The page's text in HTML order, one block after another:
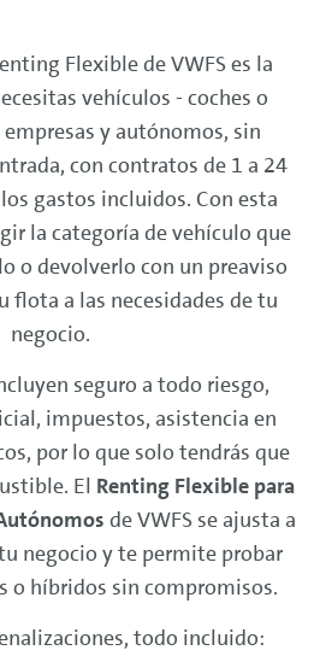
Flexible de VWFS es la
vehículos - coches o
y autónomos, sin
con contratos de 1 a 24
gastos incluidos. Con esta
la categoría de vehículo que
o devolverlo con un preaviso
flota a las necesidades de tu
negocio.
seguro a todo riesgo,
impuestos, asistencia en
por lo que solo tendrás que
El RentingFlexible para
de VWFS se ajusta a
negocio y te permite probar
o híbridos sin compromisos.
todo incluido: